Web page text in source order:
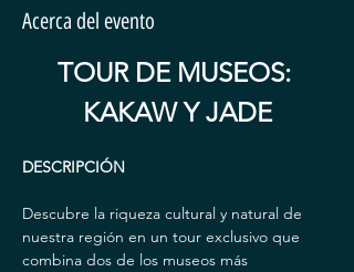
Acerca del evento
TOUR DE MUSEOS:
KAKAW Y JADE
DESCRIPCIÓN
Descubre la riqueza cultural y natural de
nuestra región en un tour exclusivo que
combina dos de los museos más